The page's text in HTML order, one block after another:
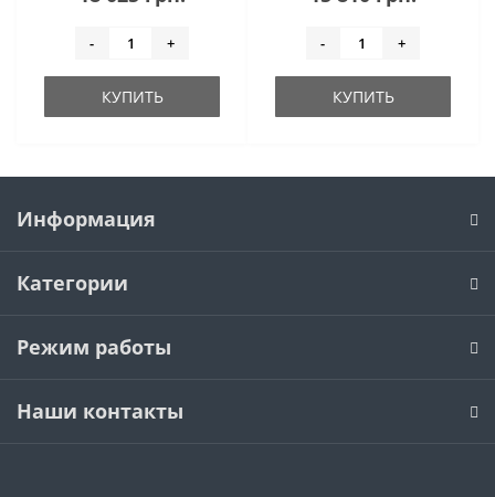
- +
КУПИТЬ
- +
КУПИТЬ
Информация
Категории
Режим работы
Наши контакты